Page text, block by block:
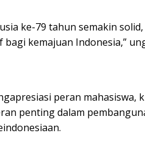
ke-79 tahun semakin
kemajuan Indonesia,”
peran mahasiswa,
penting dalam